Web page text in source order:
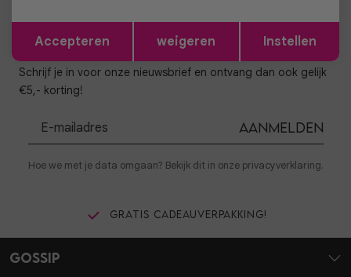
Altijd als eerste op de hoogte zijn?
Schrijf je in voor onze nieuwsbrief en ontvang dan ook gelijk
€5,- korting!
Aanmelden
Hoe we met je data omgaan? Bekijk dit in onze privacyverklaring.
Gratis cadeauverpakking!
Gossip
Opslaan
Accepteren weigeren Instellen